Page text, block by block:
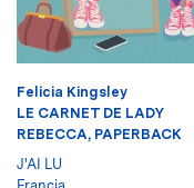
Felicia Kingsley
LE CARNET DE LADY
REBECCA, PAPERBACK
J'AI LU